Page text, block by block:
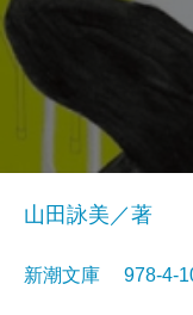
山田詠美／著
新潮文庫 978-4-